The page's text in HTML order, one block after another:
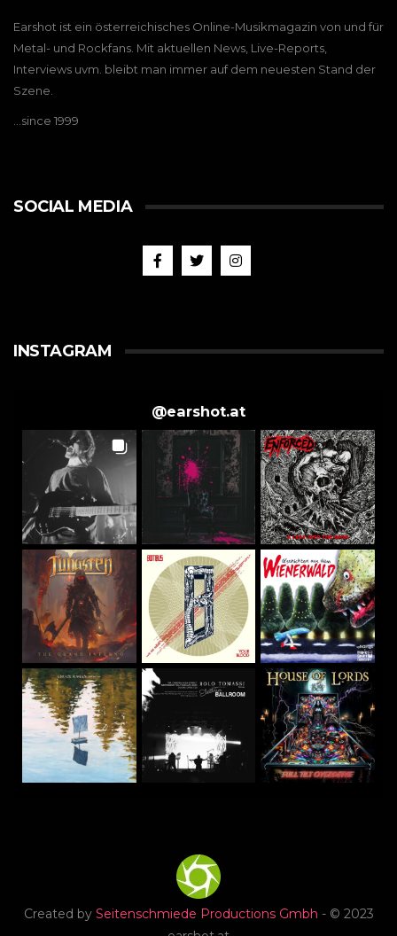
Earshot ist ein österreichisches Online-Musikmagazin von und für
Metal- und Rockfans. Mit aktuellen News, Live-Reports,
Interviews uvm. bleibt man immer auf dem neuesten Stand der
Szene.
…since 1999
SOCIAL MEDIA
INSTAGRAM
@earshot.at
Created by Seitenschmiede Productions Gmbh - © 2023